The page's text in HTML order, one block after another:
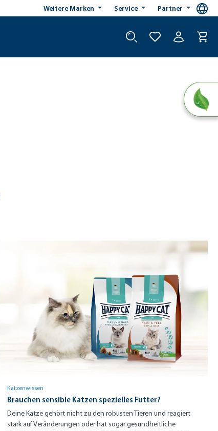
Weitere Marken Service Partner
Katzenwissen
Brauchen sensible Katzen spezielles Futter?
Deine Katze gehört nicht zu den robusten Tieren und reagiert
stark auf Veränderungen oder hat sogar gesundheitliche